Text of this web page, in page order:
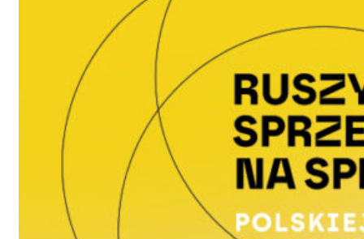
Jury
W mediach
Historia PPT
PPT 2024